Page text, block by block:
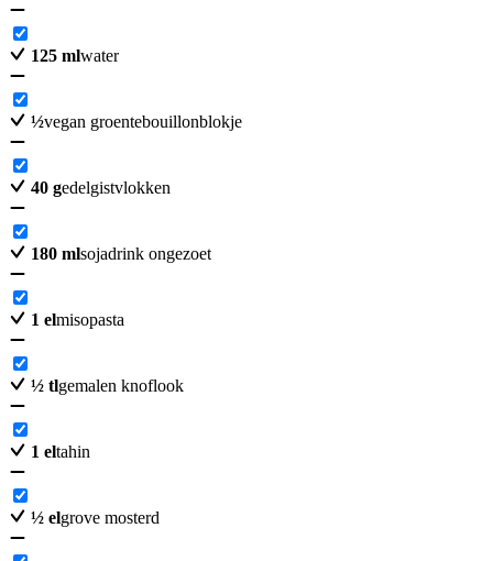
125 mlwater
½vegan groentebouillonblokje
40 gedelgistvlokken
180 mlsojadrink ongezoet
1 elmisopasta
½ tlgemalen knoflook
1 eltahin
½ elgrove mosterd